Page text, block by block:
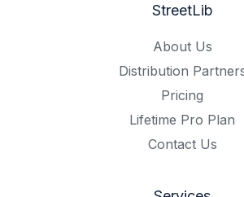
StreetLib
About Us
Distribution
Pricing
Lifetime Pro Plan
Contact Us